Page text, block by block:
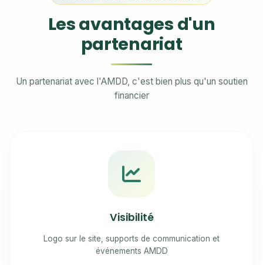
Les avantages d'un
partenariat
Un partenariat avec l'AMDD, c'est bien plus qu'un soutien
financier
Visibilité
Logo sur le site, supports de communication et
événements AMDD